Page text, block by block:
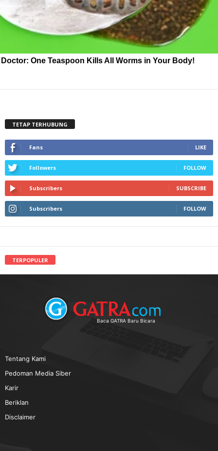
Doctor: One Teaspoon Kills All Worms in Your Body!
TETAP TERHUBUNG
Fans LIKE
Followers FOLLOW
Subscribers SUBSCRIBE
Subscribers FOLLOW